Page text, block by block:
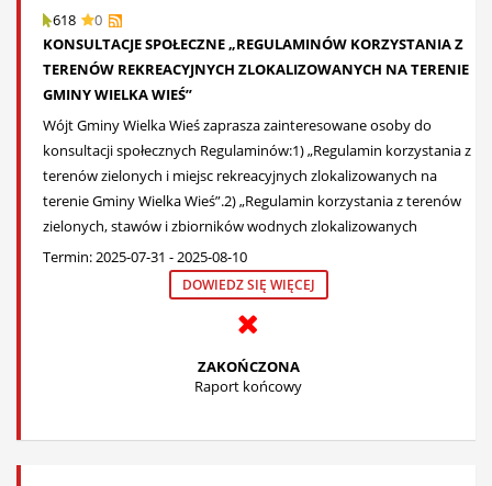
618
0
KONSULTACJE SPOŁECZNE „REGULAMINÓW KORZYSTANIA Z
TERENÓW REKREACYJNYCH ZLOKALIZOWANYCH NA TERENIE
GMINY WIELKA WIEŚ”
Wójt Gminy Wielka Wieś zaprasza zainteresowane osoby do
konsultacji społecznych Regulaminów:1) „Regulamin korzystania z
terenów zielonych i miejsc rekreacyjnych zlokalizowanych na
terenie Gminy Wielka Wieś”.2) „Regulamin korzystania z terenów
zielonych, stawów i zbiorników wodnych zlokalizowanych
Termin: 2025-07-31 - 2025-08-10
DOWIEDZ SIĘ WIĘCEJ
ZAKOŃCZONA
Raport końcowy